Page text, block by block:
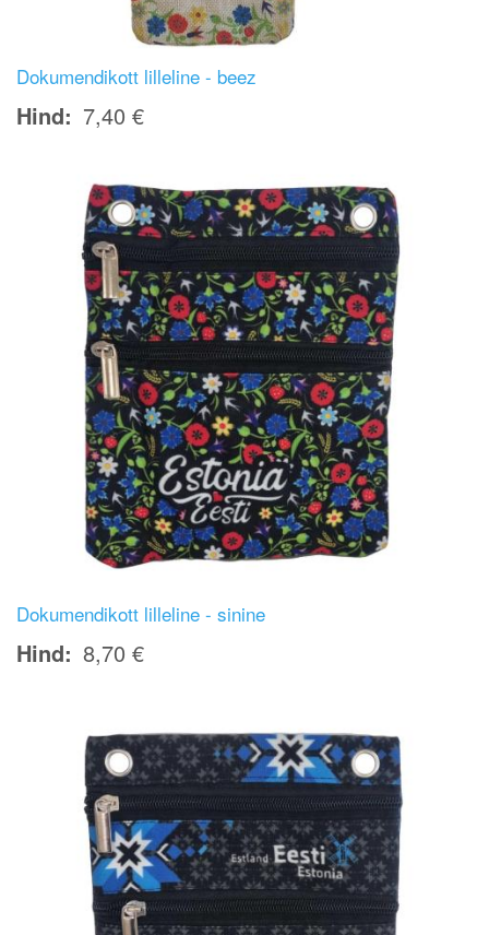
Dokumendikott lilleline - beez
Hind 7,40 €
Dokumendikott lilleline - sinine
Hind 8,70 €